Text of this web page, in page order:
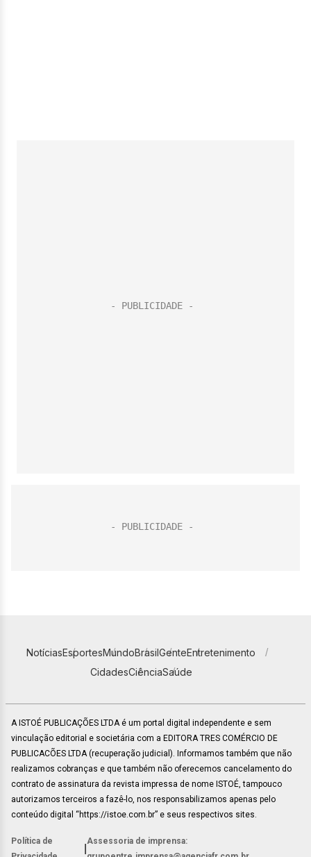
NotíciasEsportesMundoBrasilGenteEntretenimento
CidadesCiênciaSaúde
A ISTOÉ PUBLICAÇÕES LTDA é um portal digital independente e sem
vinculação editorial e societária com a EDITORA TRES COMÉRCIO DE
PUBLICACÕES LTDA (recuperação judicial). Informamos também que não
realizamos cobranças e que também não oferecemos cancelamento do
contrato de assinatura da revista impressa de nome ISTOÉ, tampouco
autorizamos terceiros a fazê-lo, nos responsabilizamos apenas pelo
conteúdo digital “https://istoe.com.br” e seus respectivos sites.
Política de
Assessoria de imprensa: